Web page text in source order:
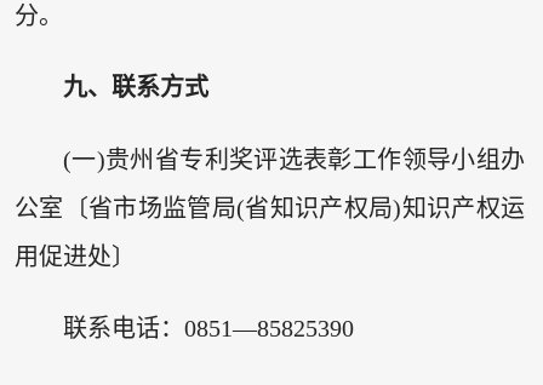
分。
九、联系方式
(一)贵州省专利奖评选表彰工作领导小组办
公室〔省市场监管局(省知识产权局)知识产权运
用促进处〕
联系电话：0851—85825390